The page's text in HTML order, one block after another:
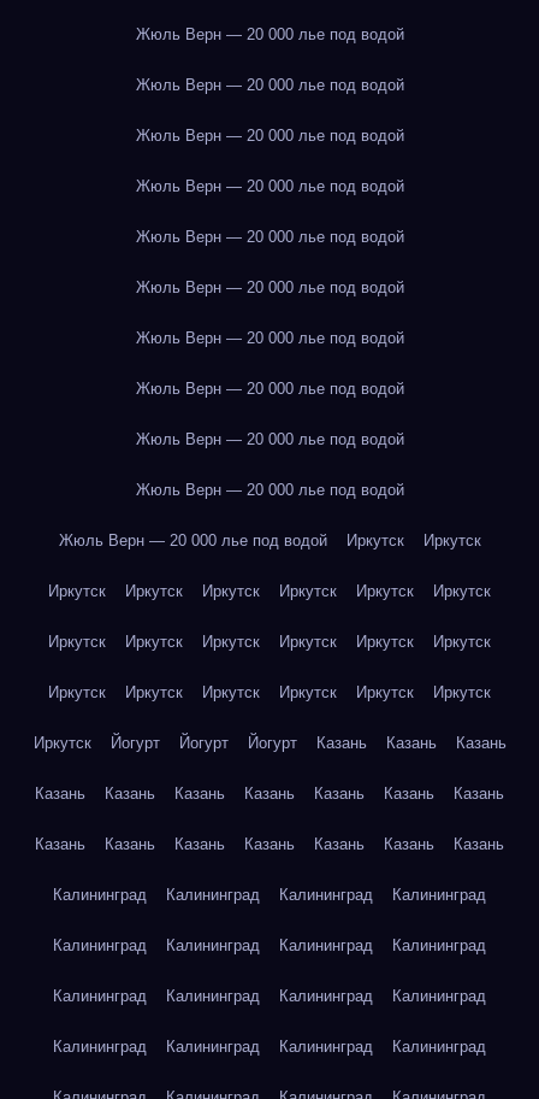
Жюль Верн — 20 000 лье под водой
Жюль Верн — 20 000 лье под водой
Жюль Верн — 20 000 лье под водой
Жюль Верн — 20 000 лье под водой
Жюль Верн — 20 000 лье под водой
Жюль Верн — 20 000 лье под водой
Жюль Верн — 20 000 лье под водой
Жюль Верн — 20 000 лье под водой
Жюль Верн — 20 000 лье под водой
Жюль Верн — 20 000 лье под водой
Жюль Верн — 20 000 лье под водой Иркутск Иркутск
Иркутск Иркутск Иркутск Иркутск Иркутск Иркутск
Иркутск Иркутск Иркутск Иркутск Иркутск Иркутск
Иркутск Иркутск Иркутск Иркутск Иркутск Иркутск
Иркутск Йогурт Йогурт Йогурт Казань Казань Казань
Казань Казань Казань Казань Казань Казань Казань
Казань Казань Казань Казань Казань Казань Казань
Калининград Калининград Калининград Калининград
Калининград Калининград Калининград Калининград
Калининград Калининград Калининград Калининград
Калининград Калининград Калининград Калининград